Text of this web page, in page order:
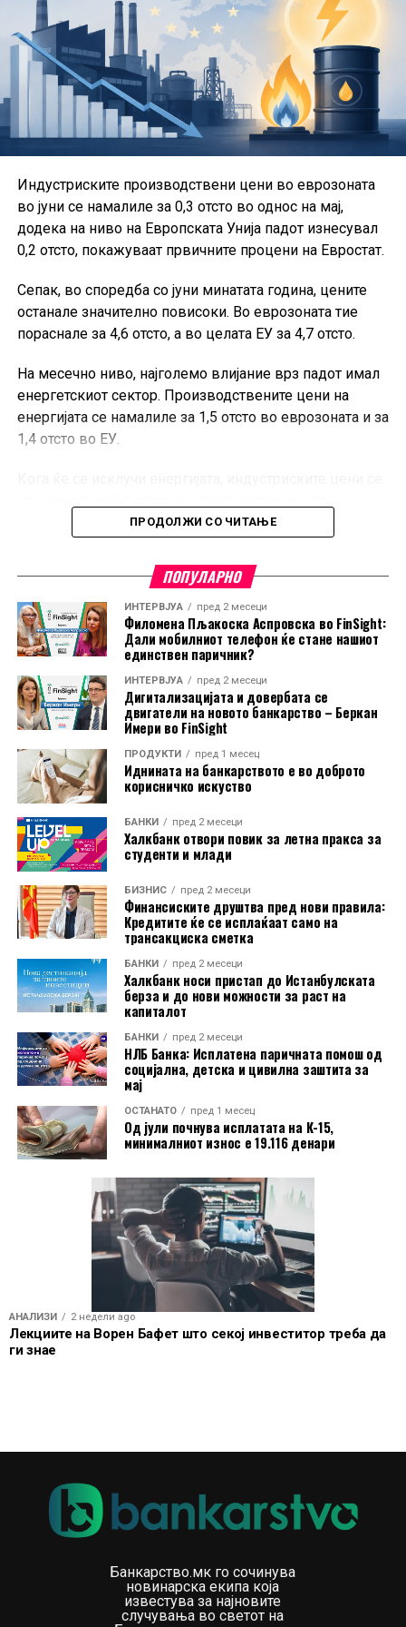
Туристичко-угостителската комора, Услужната
комора, ЕнергоКом, Комората на интегрирано
приватно здравство, Комората за трговија и
дистрибуција, Комората за индустрија и развој и
Комората за превенција, заштита од пожари и кризен
менаџмент.
проекти, за игри на среќа и за стартапи.
Од ССКМ посочуваат дека остануваат посветени на
создавање современ и обединет коморски систем,
клима, развој на претприемништвото и поголема
конкурентност на македонските компании.
Индустриските производствени цени во еврозоната
во јуни се намалиле за 0,3 отсто во однос на мај,
додека на ниво на Европската Унија падот изнесувал
0,2 отсто, покажуваат првичните процени на Евростат.
Сепак, во споредба со јуни минатата година, цените
останале значително повисоки. Во еврозоната тие
пораснале за 4,6 отсто, а во целата ЕУ за 4,7 отсто.
На месечно ниво, најголемо влијание врз падот имал
енергетскиот сектор. Производствените цени на
енергијата се намалиле за 1,5 отсто во еврозоната и за
1,4 отсто во ЕУ.
покажува дека поевтинувањето не било присутно во
Во еврозоната, цените на суровините, материјалите и
полупроизводите пораснале за 0,3 отсто, додека
капиталните и трајните потрошувачки добра
поскапеле за по 0,2 отсто. Цените на нетрајните
потрошувачки добра останале непроменети.
И покрај месечниот пад, цените на енергијата во ЕУ во
јуни биле за 10 отсто повисоки во споредба со истиот
месец минатата година. Во еврозоната годишниот
раст изнесувал 8,8 отсто.
На годишно ниво, најголем раст на производствените
цени бил регистриран во Бугарија, од 18,2 отсто.
Следувале Романија со 14,3 отсто и Ирска со 11,4
отсто. Луксембург бил единствената земја во која
цените биле пониски од пред една година, и тоа за 3,2
отсто.
Индексот на производствените цени ги следи
промените на продажните цени на производите на
домашниот пазар при излезот од производството. Тој
не ги опфаќа увозните производи и не претставува
индекс на потрошувачките цени што директно ги
плаќаат граѓаните.
ПРОДОЛЖИ СО ЧИТАЊЕ
ПОПУЛАРНО
ИНТЕРВЈУА пред 2 месеци
Филомена Пљакоска Аспровска во FinSight:
Дали мобилниот телефон ќе стане нашиот
единствен паричник?
ИНТЕРВЈУА пред 2 месеци
Дигитализацијата и довербата се
двигатели на новото банкарство – Беркан
Имери во FinSight
ПРОДУКТИ пред 1 месец
Иднината на банкарството е во доброто
корисничко искуство
БАНКИ пред 2 месеци
Халкбанк отвори повик за летна пракса за
студенти и млади
БИЗНИС пред 2 месеци
Финансиските друштва пред нови правила:
Кредитите ќе се исплаќаат само на
трансакциска сметка
БАНКИ пред 2 месеци
Халкбанк носи пристап до Истанбулската
берза и до нови можности за раст на
капиталот
БАНКИ пред 2 месеци
НЛБ Банка: Исплатена паричната помош од
социјална, детска и цивилна заштита за
мај
ОСТАНАТО пред 1 месец
Од јули почнува исплатата на К-15,
минималниот износ е 19.116 денари
АНАЛИЗИ 2 недели ago
Лекциите на Ворен Бафет што секој инвеститор треба да
ги знае
Банкарство.мк го сочинува
новинарска екипа која
известува за најновите
случувања во светот на